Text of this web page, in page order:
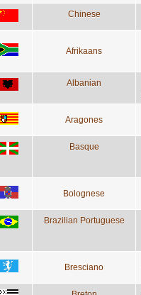
Chinese
Afrikaans
Albanian
Aragones
Basque
Bolognese
Brazilian Portuguese
Bresciano